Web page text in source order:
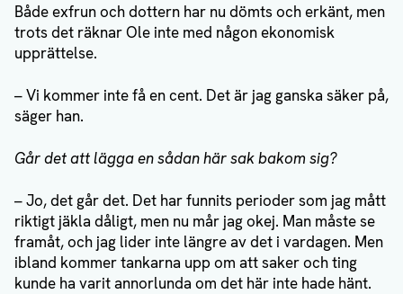
Både exfrun och dottern har nu dömts och erkänt, men
trots det räknar Ole inte med någon ekonomisk
upprättelse.
– Vi kommer inte få en cent. Det är jag ganska säker på,
säger han.
Går det att lägga en sådan här sak bakom sig?
– Jo, det går det. Det har funnits perioder som jag mått
riktigt jäkla dåligt, men nu mår jag okej. Man måste se
framåt, och jag lider inte längre av det i vardagen. Men
ibland kommer tankarna upp om att saker och ting
kunde ha varit annorlunda om det här inte hade hänt.